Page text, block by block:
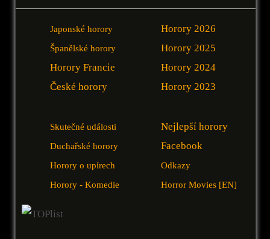
Japonské horory
Španělské horory
Horory Francie
České horory
Horory 2026
Horory 2025
Horory 2024
Horory 2023
Skutečné události
Duchařské horory
Horory o upírech
Horory - Komedie
Nejlepší horory
Facebook
Odkazy
Horror Movies [EN]